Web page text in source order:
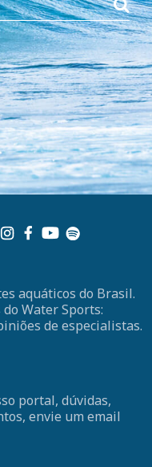
aquáticos do Brasil.
Water Sports:
de especialistas.
portal, dúvidas,
envie um email